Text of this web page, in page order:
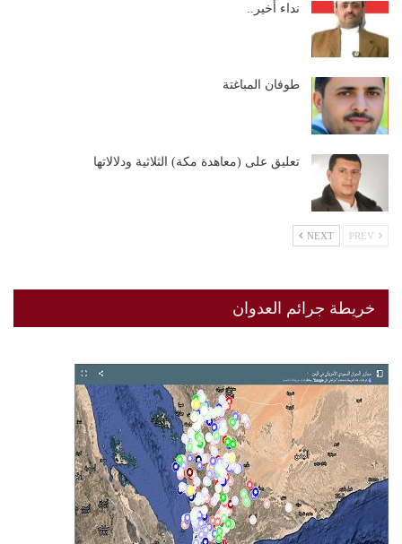
نداء أخير..
طوفان المباغتة
تعليق على (معاهدة مكة) الثلاثية ودلالاتها
NEXT
خريطة جرائم العدوان